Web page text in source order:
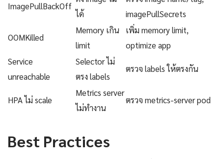
ImagePullBackOff
ได้
imagePullSecrets
OOMKilled
Memory เกิน
limit
เพิ่ม memory limit,
optimize app
Service
unreachable
Selector ไม่
ตรง labels
ตรวจ labels ให้ตรงกัน
HPA ไม่ scale
Metrics server
ไม่ทำงาน
ตรวจ metrics-server pod
Best Practices